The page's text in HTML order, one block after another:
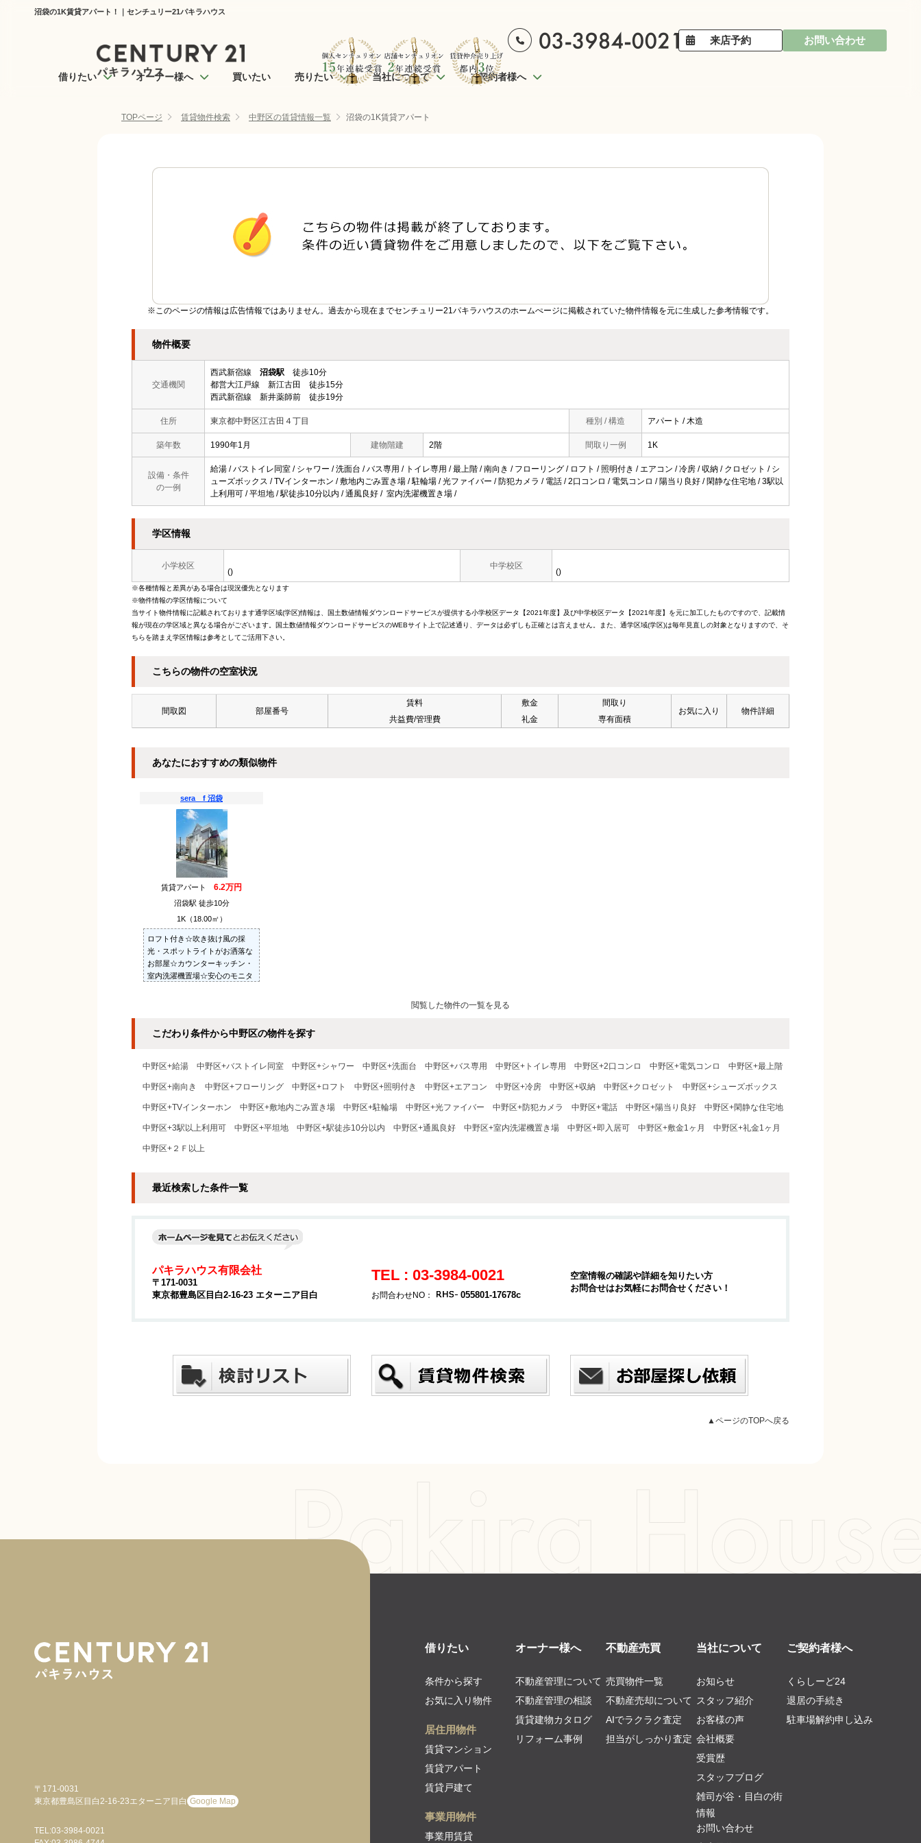
沼袋の1K賃貸アパート！｜センチュリー21パキラハウス
来店予約 お問い合わせ
借りたい オーナー様へ 買いたい 売りたい 当社について ご契約者様へ
TOPページ 賃貸物件検索 中野区の賃貸情報一覧 沼袋の1K賃貸アパート
※このページの情報は広告情報ではありません。過去から現在までセンチュリー21パキラハウスのホームぺージに掲載されていた物件情報を元に生成した参考情報です。
物件概要
交通機関
西武新宿線 沼袋駅 徒歩10分
都営大江戸線 新江古田 徒歩15分
西武新宿線 新井薬師前 徒歩19分
住所 東京都中野区江古田４丁目 種別 / 構造 アパート / 木造
築年数 1990年1月 建物階建 2階 間取り一例 1K
設備・条件
の一例
給湯 / バストイレ同室 / シャワー / 洗面台 / バス専用 / トイレ専用 / 最上階 / 南向き / フローリング / ロフト / 照明付き / エアコン / 冷房 / 収納 / クロゼット / シ
ューズボックス / TVインターホン / 敷地内ごみ置き場 / 駐輪場 / 光ファイバー / 防犯カメラ / 電話 / 2口コンロ / 電気コンロ / 陽当り良好 / 閑静な住宅地 / 3駅以
上利用可 / 平坦地 / 駅徒歩10分以内 / 通風良好 / 室内洗濯機置き場 /
学区情報
小学校区
()
中学校区
()
※各種情報と差異がある場合は現況優先となります
※物件情報の学区情報について
当サイト物件情報に記載されております通学区域(学区)情報は、国土数値情報ダウンロードサービスが提供する小学校区データ【2021年度】及び中学校区データ【2021年度】を元に加工したものですので、記載情
報が現在の学区域と異なる場合がございます。国土数値情報ダウンロードサービスのWEBサイト上で記述通り、データは必ずしも正確とは言えません。また、通学区域(学区)は毎年見直しの対象となりますので、そ
ちらを踏まえ学区情報は参考としてご活用下さい。
こちらの物件の空室状況
間取図 部屋番号
賃料
共益費/管理費
敷金
礼金
間取り
専有面積
お気に入り 物件詳細
あなたにおすすめの類似物件
sera f 沼袋
賃貸アパート 6.2万円
沼袋駅 徒歩10分
1K（18.00㎡）
ロフト付き☆吹き抜け風の採
光・スポットライトがお洒落な
お部屋☆カウンターキッチン・
室内洗濯機置場☆安心のモニタ
閲覧した物件の一覧を見る
こだわり条件から中野区の物件を探す
中野区+給湯 中野区+バストイレ同室 中野区+シャワー 中野区+洗面台 中野区+バス専用 中野区+トイレ専用 中野区+2口コンロ 中野区+電気コンロ 中野区+最上階
中野区+南向き 中野区+フローリング 中野区+ロフト 中野区+照明付き 中野区+エアコン 中野区+冷房 中野区+収納 中野区+クロゼット 中野区+シューズボックス
中野区+TVインターホン 中野区+敷地内ごみ置き場 中野区+駐輪場 中野区+光ファイバー 中野区+防犯カメラ 中野区+電話 中野区+陽当り良好 中野区+閑静な住宅地
中野区+3駅以上利用可 中野区+平坦地 中野区+駅徒歩10分以内 中野区+通風良好 中野区+室内洗濯機置き場 中野区+即入居可 中野区+敷金1ヶ月 中野区+礼金1ヶ月
中野区+２Ｆ以上
最近検索した条件一覧
パキラハウス有限会社
〒171-0031
東京都豊島区目白2-16-23 エターニア目白
TEL : 03-3984-0021
お問合わせNO： 055801-17678c
空室情報の確認や詳細を知りたい方
お問合せはお気軽にお問合せください！
▲ページのTOPへ戻る
〒171-0031
東京都豊島区目白2-16-23エターニア目白 Google Map
TEL:03-3984-0021
借りたい
条件から探す
お気に入り物件
居住用物件
賃貸マンション
賃貸アパート
賃貸戸建て
事業用物件
事業用賃貸
オーナー様へ
不動産管理について
不動産管理の相談
賃貸建物カタログ
リフォーム事例
不動産売買
売買物件一覧
不動産売却について
AIでラクラク査定
担当がしっかり査定
当社について
お知らせ
スタッフ紹介
お客様の声
会社概要
受賞歴
スタッフブログ
雑司が谷・目白の街
情報
お問い合わせ
ご契約者様へ
くらしーど24
退居の手続き
駐車場解約申し込み